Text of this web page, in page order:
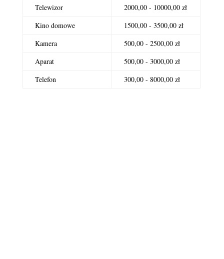
Telewizor
2000,00 - 10000,00 zł
Kino domowe
1500,00 - 3500,00 zł
Kamera
500,00 - 2500,00 zł
Aparat
500,00 - 3000,00 zł
Telefon
300,00 - 8000,00 zł